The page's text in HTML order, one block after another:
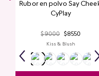
Rubor en polvo Say
CyPlay
$9000 $8550
Kiss & Blush